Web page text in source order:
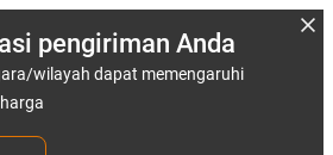
pengiriman Anda
wilayah dapat memengaruhi